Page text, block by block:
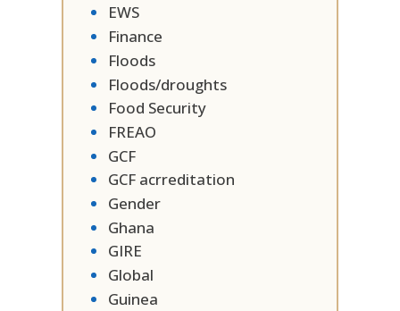
EWS
Finance
Floods
Floods/droughts
Food Security
FREAO
GCF
GCF acrreditation
Gender
Ghana
GIRE
Global
Guinea